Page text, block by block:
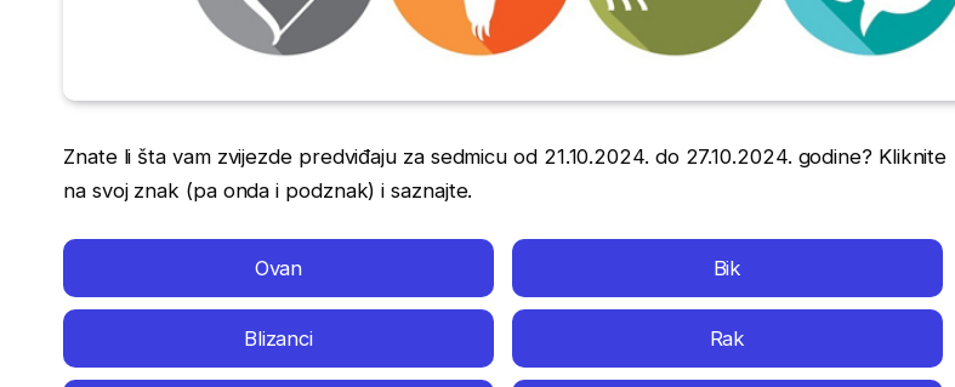
Znate li šta vam zvijezde predviđaju za sedmicu od 21.10.2024. do 27.10.2024. godine? Kliknite
na svoj znak (pa onda i podznak) i saznajte.
Ovan Bik
Blizanci Rak